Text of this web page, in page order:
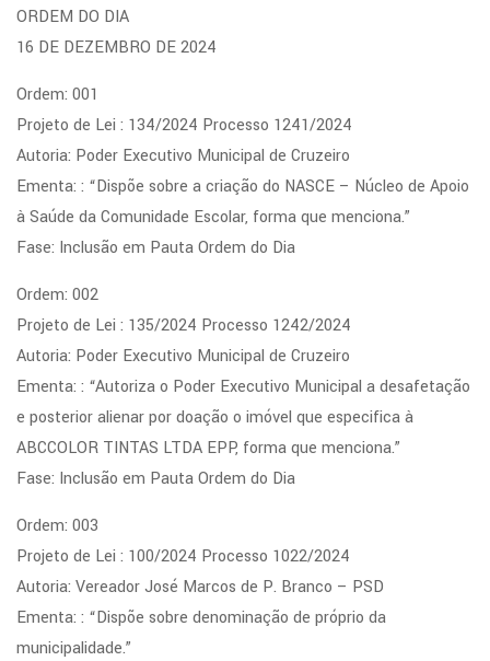
ORDEM DO DIA
16 DE DEZEMBRO DE 2024
Ordem: 001
Projeto de Lei : 134/2024 Processo 1241/2024
Autoria: Poder Executivo Municipal de Cruzeiro
Ementa: : “Dispõe sobre a criação do NASCE – Núcleo de Apoio
à Saúde da Comunidade Escolar, forma que menciona.”
Fase: Inclusão em Pauta Ordem do Dia
Ordem: 002
Projeto de Lei : 135/2024 Processo 1242/2024
Autoria: Poder Executivo Municipal de Cruzeiro
Ementa: : “Autoriza o Poder Executivo Municipal a desafetação
e posterior alienar por doação o imóvel que especifica à
ABCCOLOR TINTAS LTDA EPP, forma que menciona.”
Fase: Inclusão em Pauta Ordem do Dia
Ordem: 003
Projeto de Lei : 100/2024 Processo 1022/2024
Autoria: Vereador José Marcos de P. Branco – PSD
Ementa: : “Dispõe sobre denominação de próprio da
municipalidade.”